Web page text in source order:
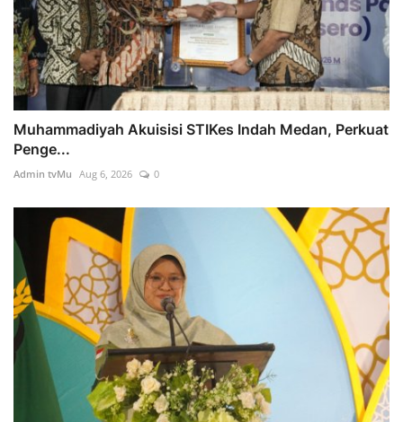
Muhammadiyah Akuisisi STIKes Indah Medan, Perkuat
Penge...
Admin tvMu Aug 6, 2026 0